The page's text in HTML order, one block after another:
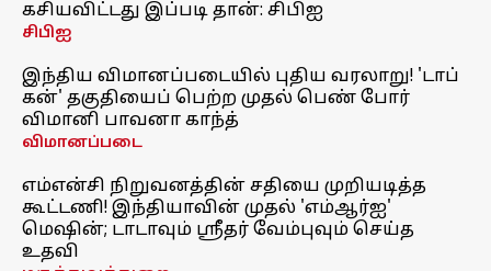
கசியவிட்டது இப்படி தான்: சிபிஐ
சிபிஐ
இந்திய விமானப்படையில் புதிய வரலாறு! 'டாப்
கன்' தகுதியைப் பெற்ற முதல் பெண் போர்
விமானி பாவனா காந்த்
விமானப்படை
எம்என்சி நிறுவனத்தின் சதியை முறியடித்த
கூட்டணி! இந்தியாவின் முதல் 'எம்ஆர்ஐ'
மெஷின்; டாடாவும் ஸ்ரீதர் வேம்புவும் செய்த
உதவி